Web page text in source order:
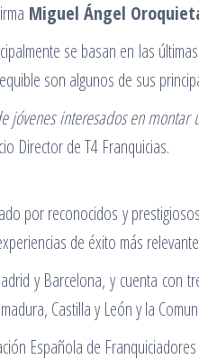
Miguel Ángel
se basan en las
son algunos de sus
jóvenes interesados en
Director de T4 Franquicias.
por reconocidos y
de éxito más
y Barcelona, y cuenta con
Castilla y León y la
Española de Franquiciadores